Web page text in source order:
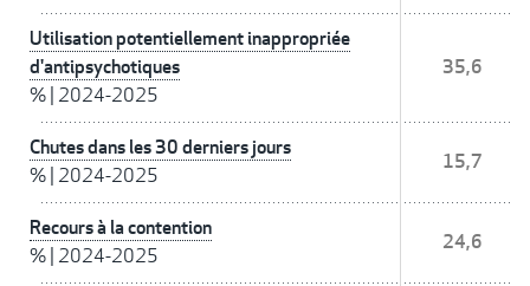
Utilisation potentiellement inappropriée
d'antipsychotiques
%| 2024-2025
35,6
Chutes dans les 30 derniers jours
%| 2024-2025
15,7
Recours à la contention
%| 2024-2025
24,6